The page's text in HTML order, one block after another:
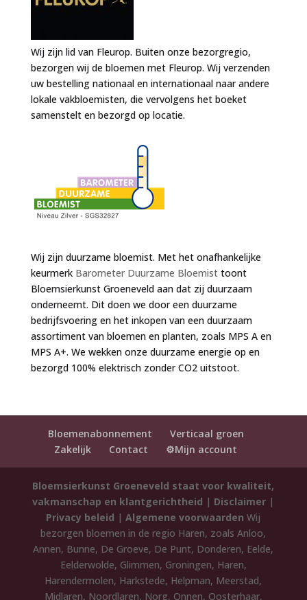
Wij zijn lid van Fleurop. Buiten onze bezorgregio,
bezorgen wij de bloemen met Fleurop. Wij verzenden
uw bestelling nationaal en internationaal naar andere
lokale vakbloemisten, die vervolgens het boeket
samenstelt en bezorgd op locatie.
Wij zijn duurzame bloemist. Met het onafhankelijke
keurmerk Barometer Duurzame Bloemisttoont
Bloemsierkunst Groeneveld aan dat zij duurzaam
onderneemt. Dit doen we door een duurzame
bedrijfsvoering en het inkopen van een duurzaam
assortiment van bloemen en planten, zoals MPS A en
MPS A+. We wekken onze duurzame energie op en
bezorgd 100% elektrisch zonder CO2 uitstoot.
Bloemenabonnement
Verticaal groen
Zakelijk
Contact ⚙️Mijn account
Bloemsierkunst Groeneveld staat voor kwaliteit,
vakmanschap en klantgerichtheid | Disclaimer |
Privacy beleid |Algemene voorwaarden Wij
bezorgen bloemen in de regio Haren, zoals Anloo,
Annen, Bunne, De Groeve, De Punt, Donderen, Eelde,
Eelderwolde, Glimmen, Groningen, Haren,
Harendermolen, Harkstede, Helpman, Meerstad,
Midlaren, Noordlaren, Norg, Onnen, Oosterhaar,